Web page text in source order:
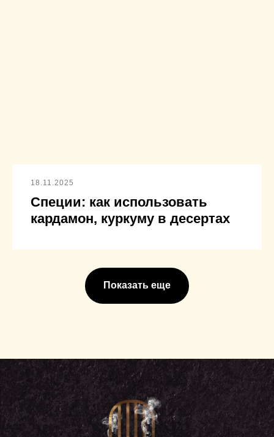
18.11.2025
Специи: как использовать
кардамон, куркуму в десертах
Показать еще